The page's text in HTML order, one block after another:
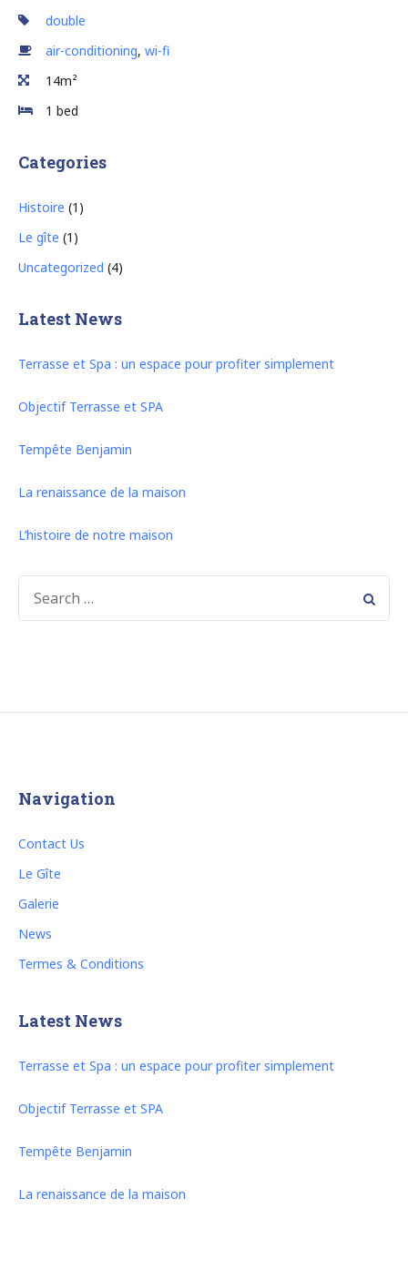
double
air-conditioning, wi-fi
14m²
1 bed
Categories
Histoire (1)
Le gîte (1)
Uncategorized (4)
Latest News
Terrasse et Spa : un espace pour profiter simplement
Objectif Terrasse et SPA
Tempête Benjamin
La renaissance de la maison
L’histoire de notre maison
SEARCH
FOR:
Navigation
Contact Us
Le Gîte
Galerie
News
Termes & Conditions
Latest News
Terrasse et Spa : un espace pour profiter simplement
Objectif Terrasse et SPA
Tempête Benjamin
La renaissance de la maison